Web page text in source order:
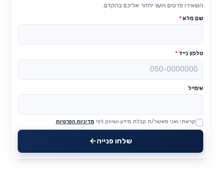
השאירו פרטים ויועץ יחזור אליכם בהקדם.
שם מלא*
טלפון נייד *
אימייל
Website
קראתי ואני מאשר/ת קבלת מידע ושיווק לפי מדיניות הפרטיות
שלחו פנייה